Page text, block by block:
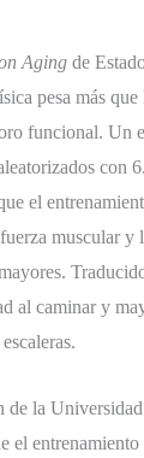
Aging de
pesa más que
funcional. Un
con
el
muscular y
al caminar y
de la
el entrenamiento